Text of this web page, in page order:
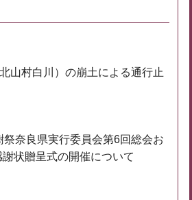
山村白川）の崩土による通行止
祭奈良県実行委員会第6回総会お
状贈呈式の開催について